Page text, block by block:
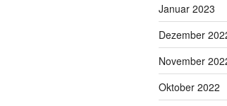
Januar 2023
Dezember
November
Oktober 2022